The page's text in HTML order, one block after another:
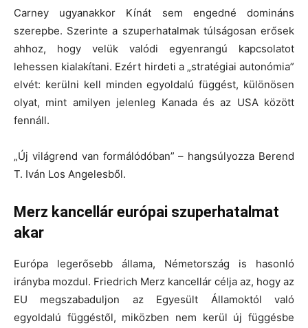
Carney ugyanakkor Kínát sem engedné domináns
szerepbe. Szerinte a szuperhatalmak túlságosan erősek
ahhoz, hogy velük valódi egyenrangú kapcsolatot
lehessen kialakítani. Ezért hirdeti a „stratégiai autonómia”
elvét: kerülni kell minden egyoldalú függést, különösen
olyat, mint amilyen jelenleg Kanada és az USA között
fennáll.
„Új világrend van formálódóban” – hangsúlyozza Berend
T. Iván Los Angelesből.
Merz kancellár európai szuperhatalmat
akar
Európa legerősebb állama, Németország is hasonló
irányba mozdul. Friedrich Merz kancellár célja az, hogy az
EU megszabaduljon az Egyesült Államoktól való
egyoldalú függéstől, miközben nem kerül új függésbe